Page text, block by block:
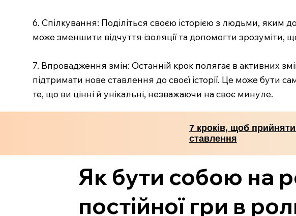
6. Спілкування: Поділіться своєю історією з людьми, яким
може зменшити відчуття ізоляції та допомогти зрозуміти,
7. Впровадження змін: Останній крок полягає в активних
підтримати нове ставлення до своєї історії. Це може бути
те, що ви цінні й унікальні, незважаючи на своє минуле.
7 кроків, щоб
ставлення
Як бути собою на
постійної гри в